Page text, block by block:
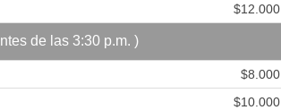
$12.000
de las 3:30 p.m. )
$8.000
$10.000